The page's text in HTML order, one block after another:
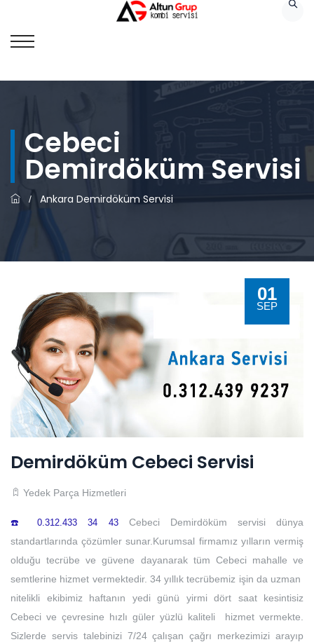
Cebeci
Demirdöküm Servisi
/ Ankara Demirdöküm Servisi
01
SEP
Demirdöküm Cebeci Servisi
Yedek Parça Hizmetleri
☎️ 0.312.433 34 43Cebeci Demirdöküm servisi dünya
standartlarında çözümler sunar.Kurumsal firmamız yılların vermiş
olduğu tecrübe ve güvene dayanarak tüm Cebeci mahalle ve
semtlerine hizmet vermektedir. 34 yıllık tecrübemiz işin da uzman
nitelikli ekibimiz haftanın yedi günü yirmi dört saat kesintisiz
Cebeci ve çevresine hızlı güler yüzlü kaliteli hizmet vermekte.
Sizlerde servis talebinizi 7/24 çalışan çağrı merkezimizi arayıp